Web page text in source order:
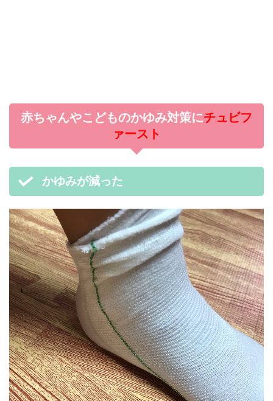
赤ちゃんやこどものかゆみ対策にチュビフ
ァースト
かゆみが減った